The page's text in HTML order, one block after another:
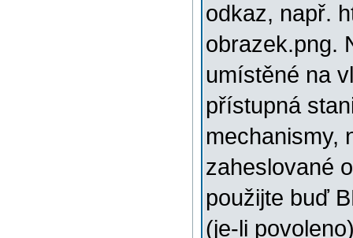
odkaz, např.
obrazek.png.
umístěné na
přístupná
mechanismy,
zaheslované
použijte buď
(je-li